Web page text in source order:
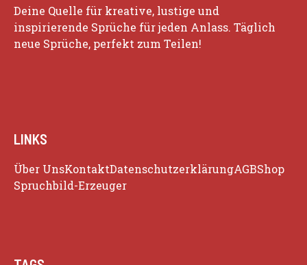
Deine Quelle für kreative, lustige und
inspirierende Sprüche für jeden Anlass. Täglich
neue Sprüche, perfekt zum Teilen!
LINKS
Über UnsKontaktDatenschutzerklärungAGBShop
Spruchbild-Erzeuger